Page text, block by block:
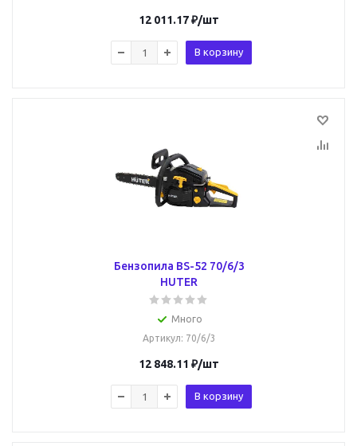
12 011.17₽/шт
В корзину
Бензопила BS-52 70/6/3
HUTER
Много
Артикул: 70/6/3
12 848.11 ₽/шт
В корзину